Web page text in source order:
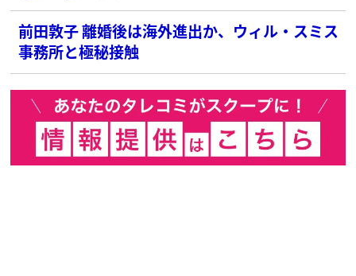
前田敦子 離婚後は海外進出か、ウィル・スミス
事務所と極秘接触